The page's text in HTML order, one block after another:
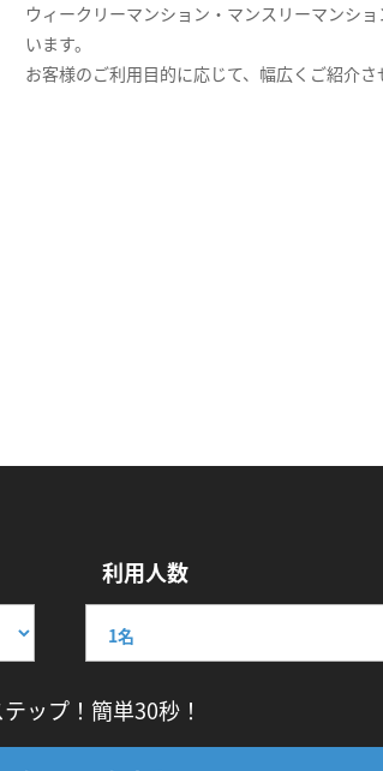
ウィークリーマンション・マンスリーマンシ
います。
お客様のご利用目的に応じて、幅広くご紹介さ
利用人数
ップ！簡単30秒！